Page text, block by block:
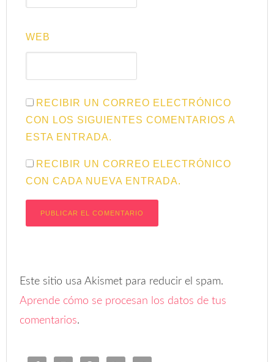
WEB
RECIBIR UN CORREO ELECTRÓNICO
CON LOS SIGUIENTES COMENTARIOS A
ESTA ENTRADA.
RECIBIR UN CORREO ELECTRÓNICO
CON CADA NUEVA ENTRADA.
Este sitio usa Akismet para reducir el spam.
Aprende cómo se procesan los datos de tus
comentarios.